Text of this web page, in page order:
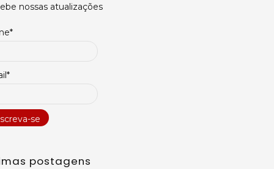
nossas atualizações
postagens